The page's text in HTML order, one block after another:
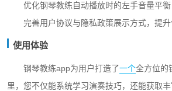
优化钢琴教练自动播放时的左手音量平衡
完善用户协议与隐私政策展示方式，提升
使用体验
钢琴教练app为用户打造了一个全方位的
里，您不仅能系统学习演奏技巧，还能获取